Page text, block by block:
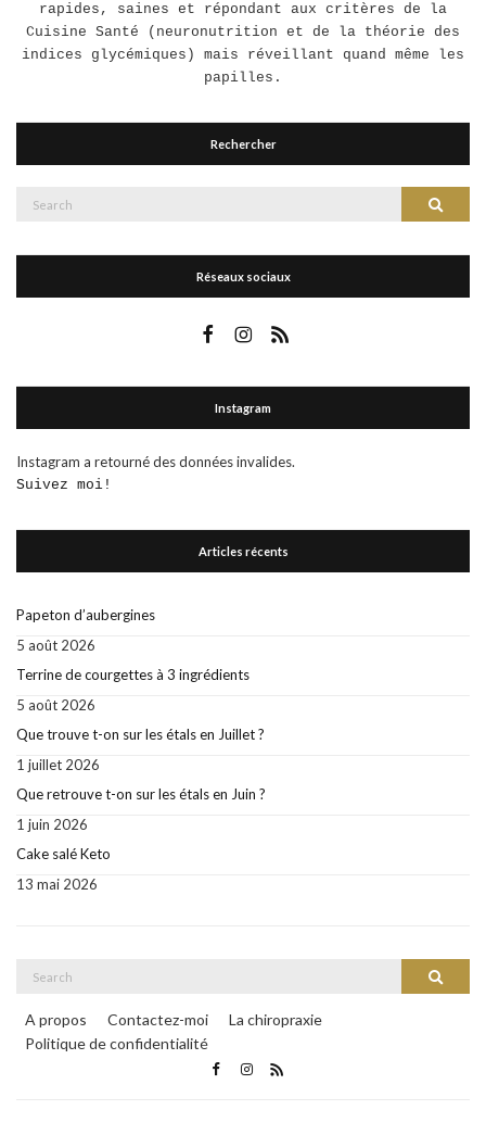
rapides, saines et répondant aux critères de la
Cuisine Santé (neuronutrition et de la théorie des
indices glycémiques) mais réveillant quand même les
papilles.
Rechercher
Search
Réseaux sociaux
Instagram
Instagram a retourné des données invalides.
Suivez moi!
Articles récents
Papeton d’aubergines
5 août 2026
Terrine de courgettes à 3 ingrédients
5 août 2026
Que trouve t-on sur les étals en Juillet ?
1 juillet 2026
Que retrouve t-on sur les étals en Juin ?
1 juin 2026
Cake salé Keto
13 mai 2026
Search
A propos Contactez-moi
La chiropraxie
Politique de confidentialité